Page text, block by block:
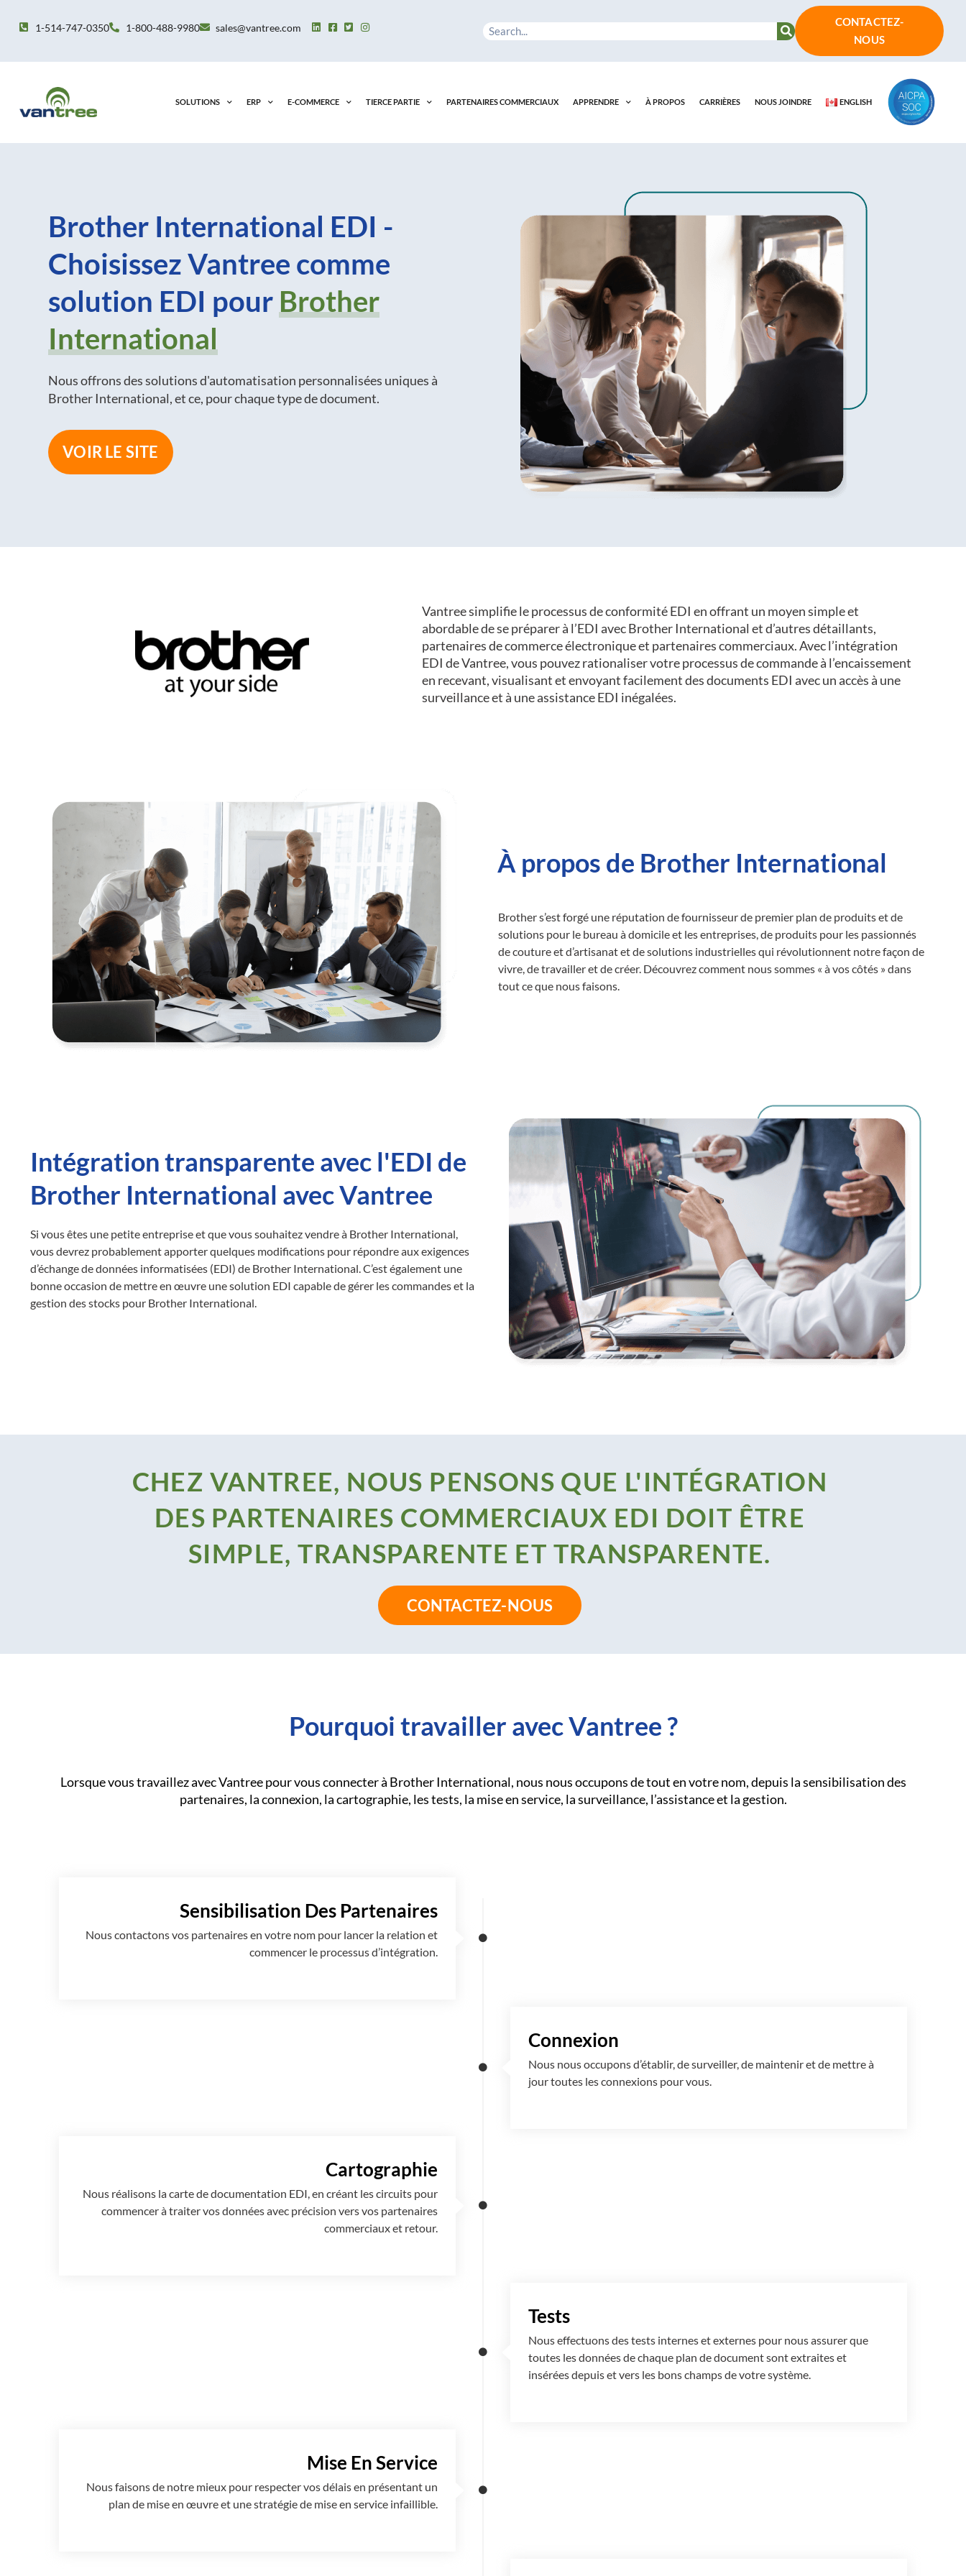
1-514-747-0350 1-800-488-9980 sales@vantree.com Rechercher
CONTACTEZ-
NOUS
SOLUTIONS ERP E-COMMERCE TIERCE PARTIE PARTENAIRES COMMERCIAUX APPRENDRE À PROPOS CARRIÈRES NOUS JOINDRE ENGLISH
Brother International EDI -
Choisissez Vantree comme
solution EDI pour Brother
International
Nous offrons des solutions d'automatisation personnalisées uniques à
Brother International, et ce, pour chaque type de document.
VOIR LE SITE
Vantree simplifie le processus de conformité EDI en offrant un moyen simple et
abordable de se préparer à l’EDI avec Brother International et d’autres détaillants,
partenaires de commerce électronique et partenaires commerciaux. Avec l’intégration
EDI de Vantree, vous pouvez rationaliser votre processus de commande à l’encaissement
en recevant, visualisant et envoyant facilement des documents EDI avec un accès à une
surveillance et à une assistance EDI inégalées.
À propos de Brother International
Brother s’est forgé une réputation de fournisseur de premier plan de produits et de
solutions pour le bureau à domicile et les entreprises, de produits pour les passionnés
de couture et d’artisanat et de solutions industrielles qui révolutionnent notre façon de
vivre, de travailler et de créer. Découvrez comment nous sommes « à vos côtés » dans
tout ce que nous faisons.
Intégration transparente avec l'EDI de
Brother International avec Vantree
Si vous êtes une petite entreprise et que vous souhaitez vendre à Brother International,
vous devrez probablement apporter quelques modifications pour répondre aux exigences
d’échange de données informatisées (EDI) de Brother International. C’est également une
bonne occasion de mettre en œuvre une solution EDI capable de gérer les commandes et la
gestion des stocks pour Brother International.
CHEZ VANTREE, NOUS PENSONS QUE L'INTÉGRATION
DES PARTENAIRES COMMERCIAUX EDI DOIT ÊTRE
SIMPLE, TRANSPARENTE ET TRANSPARENTE.
CONTACTEZ-NOUS
Pourquoi travailler avec Vantree ?
Lorsque vous travaillez avec Vantree pour vous connecter à Brother International, nous nous occupons de tout en votre nom, depuis la sensibilisation des
partenaires, la connexion, la cartographie, les tests, la mise en service, la surveillance, l’assistance et la gestion.
Sensibilisation Des Partenaires
Nous contactons vos partenaires en votre nom pour lancer la relation et
commencer le processus d’intégration.
Connexion
Nous nous occupons d’établir, de surveiller, de maintenir et de mettre à
jour toutes les connexions pour vous.
Cartographie
Nous réalisons la carte de documentation EDI, en créant les circuits pour
commencer à traiter vos données avec précision vers vos partenaires
commerciaux et retour.
Tests
Nous effectuons des tests internes et externes pour nous assurer que
toutes les données de chaque plan de document sont extraites et
insérées depuis et vers les bons champs de votre système.
Mise En Service
Nous faisons de notre mieux pour respecter vos délais en présentant un
plan de mise en œuvre et une stratégie de mise en service infaillible.